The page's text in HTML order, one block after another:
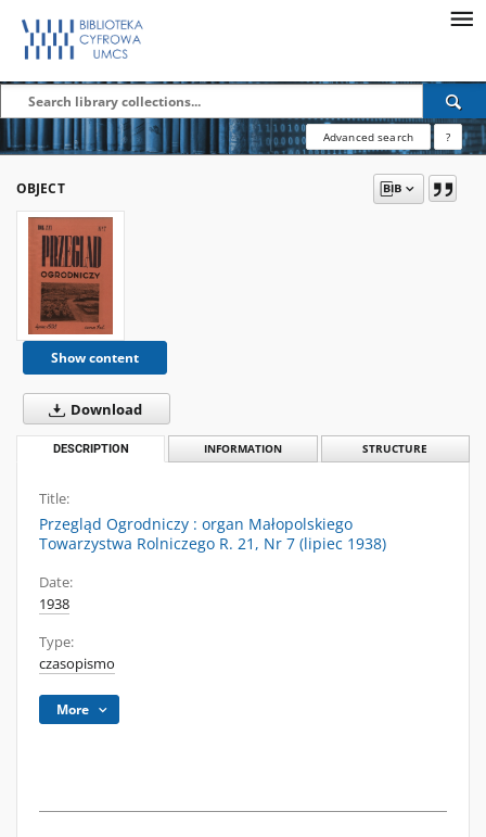
Advanced search ?
OBJECT
Show content
Download
DESCRIPTION INFORMATION STRUCTURE
Title:
Przegląd Ogrodniczy : organ Małopolskiego
Towarzystwa Rolniczego R. 21, Nr 7 (lipiec 1938)
Date:
1938
Type:
czasopismo
More